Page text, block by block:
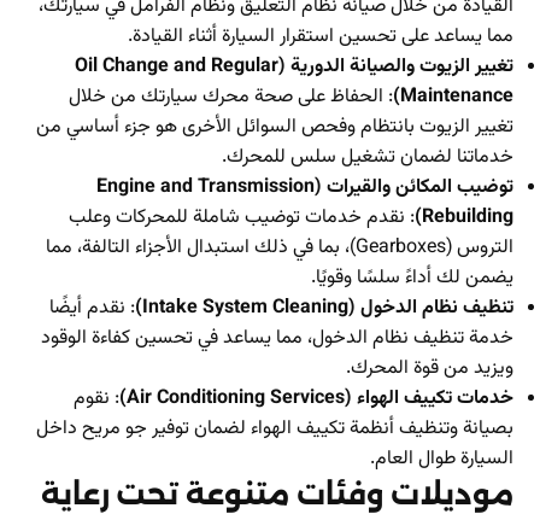
القيادة من خلال صيانة نظام التعليق ونظام الفرامل في سيارتك،
مما يساعد على تحسين استقرار السيارة أثناء القيادة.
تغيير الزيوت والصيانة الدورية (Oil Change and Regular
Maintenance) : الحفاظ على صحة محرك سيارتك من خلال
تغيير الزيوت بانتظام وفحص السوائل الأخرى هو جزء أساسي من
خدماتنا لضمان تشغيل سلس للمحرك.
توضيب المكائن والقيرات (Engine and Transmission
Rebuilding) : نقدم خدمات توضيب شاملة للمحركات وعلب
التروس (Gearboxes)، بما في ذلك استبدال الأجزاء التالفة، مما
يضمن لك أداءً سلسًا وقويًا.
تنظيف نظام الدخول (Intake System Cleaning)
: نقدم أيضًا
خدمة تنظيف نظام الدخول، مما يساعد في تحسين كفاءة الوقود
ويزيد من قوة المحرك.
خدمات تكييف الهواء (Air Conditioning Services)
: نقوم
بصيانة وتنظيف أنظمة تكييف الهواء لضمان توفير جو مريح داخل
السيارة طوال العام.
موديلات وفئات متنوعة تحت رعاية